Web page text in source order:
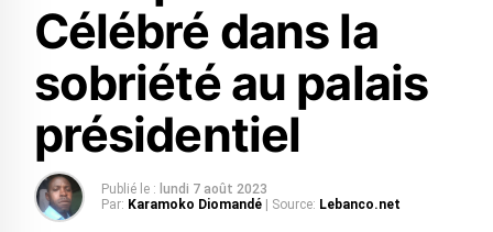
Célébré dans la
sobriété au palais
présidentiel
Publié le : lundi 7 août 2023
Par: Karamoko Diomandé | Source: Lebanco.net